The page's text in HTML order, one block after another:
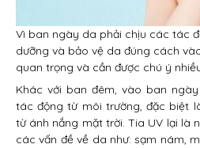
Vì ban ngày da phải chịu các tác
dưỡng và bảo vệ da đúng cách
quan trọng và cần được chú ý
Khác với ban đêm, vào ban
tác động từ môi trường, đặc biệt
từ ánh nắng mặt trời. Tia UV lại là
các vấn đề về da như: sạm nám,